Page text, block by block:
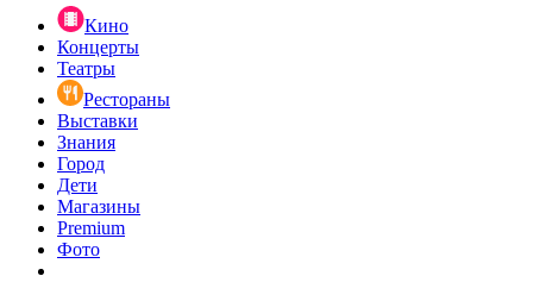
Кино
Концерты
Театры
Рестораны
Выставки
Знания
Город
Дети
Магазины
Premium
Фото